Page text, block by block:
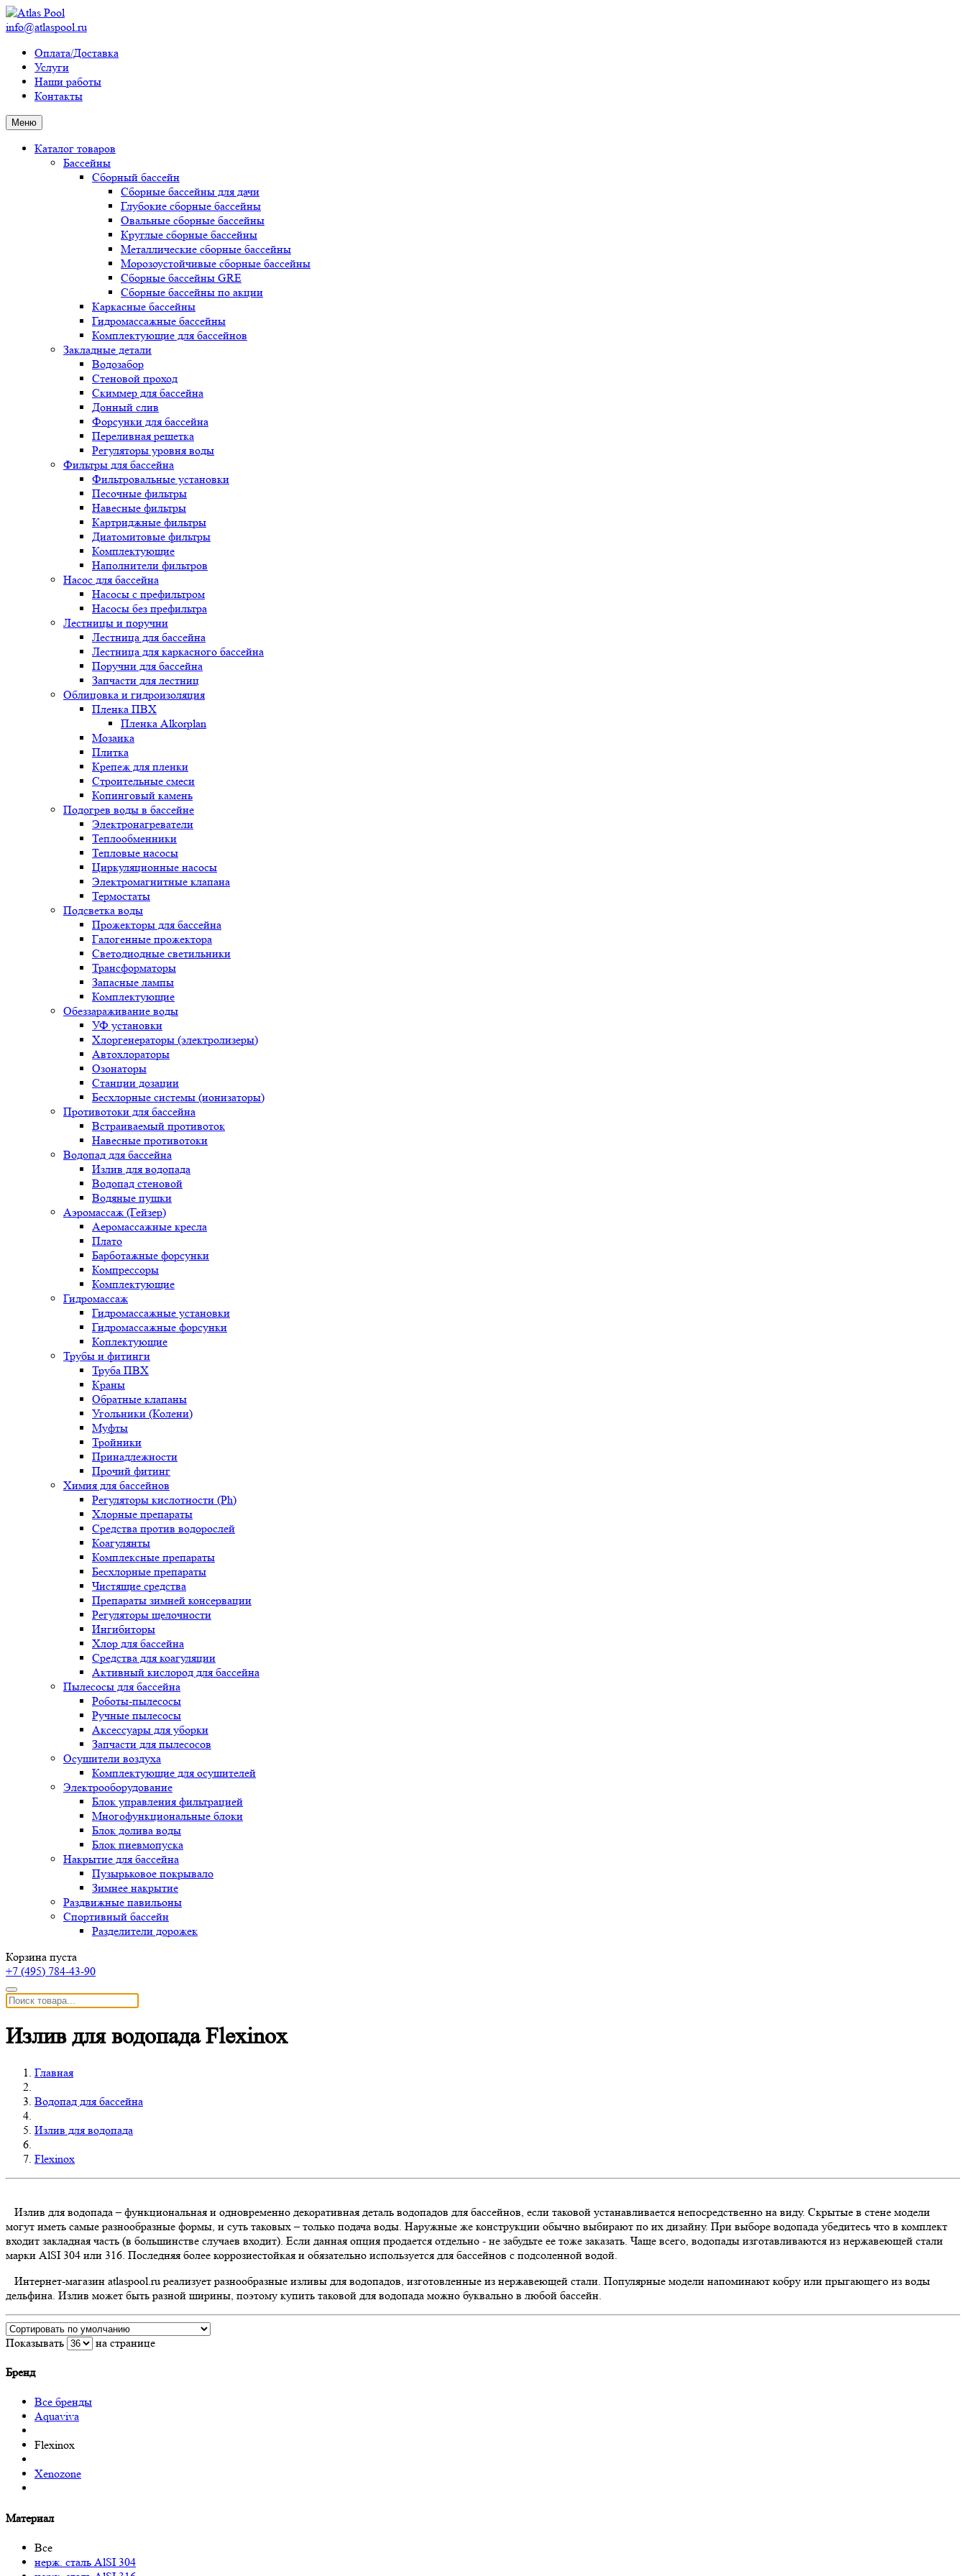
info@atlaspool.ru
Оплата/Доставка
Услуги
Наши работы
Контакты
Меню
Каталог товаров
Бассейны
Сборный бассейн
Сборные бассейны для дачи
Глубокие сборные бассейны
Овальные сборные бассейны
Круглые сборные бассейны
Металлические сборные бассейны
Морозоустойчивые сборные бассейны
Сборные бассейны GRE
Сборные бассейны по акции
Каркасные бассейны
Гидромассажные бассейны
Комплектующие для бассейнов
Закладные детали
Водозабор
Стеновой проход
Скиммер для бассейна
Донный слив
Форсунки для бассейна
Переливная решетка
Регуляторы уровня воды
Фильтры для бассейна
Фильтровальные установки
Песочные фильтры
Навесные фильтры
Картриджные фильтры
Диатомитовые фильтры
Комплектующие
Наполнители фильтров
Насос для бассейна
Насосы с префильтром
Насосы без префильтра
Лестницы и поручни
Лестница для бассейна
Лестница для каркасного бассейна
Поручни для бассейна
Запчасти для лестниц
Облицовка и гидроизоляция
Пленка ПВХ
Пленка Alkorplan
Мозаика
Плитка
Крепеж для пленки
Строительные смеси
Копинговый камень
Подогрев воды в бассейне
Электронагреватели
Теплообменники
Тепловые насосы
Циркуляционные насосы
Электромагнитные клапана
Термостаты
Подсветка воды
Прожекторы для бассейна
Галогенные прожектора
Светодиодные светильники
Трансформаторы
Запасные лампы
Комплектующие
Обеззараживание воды
УФ установки
Хлоргенераторы (электролизеры)
Автохлораторы
Озонаторы
Станции дозации
Бесхлорные системы (ионизаторы)
Противотоки для бассейна
Встраиваемый противоток
Навесные противотоки
Водопад для бассейна
Излив для водопада
Водопад стеновой
Водяные пушки
Аэромассаж (Гейзер)
Аеромассажные кресла
Плато
Барботажные форсунки
Компрессоры
Комплектующие
Гидромассаж
Гидромассажные установки
Гидромассажные форсунки
Коплектующие
Трубы и фитинги
Труба ПВХ
Краны
Обратные клапаны
Угольники (Колени)
Муфты
Тройники
Принадлежности
Прочий фитинг
Химия для бассейнов
Регуляторы кислотности (Ph)
Хлорные препараты
Средства против водорослей
Коагулянты
Комплексные препараты
Бесхлорные препараты
Чистящие средства
Препараты зимней консервации
Регуляторы щелочности
Ингибиторы
Хлор для бассейна
Средства для коагуляции
Активный кислород для бассейна
Пылесосы для бассейна
Роботы-пылесосы
Ручные пылесосы
Аксессуары для уборки
Запчасти для пылесосов
Осушители воздуха
Комплектующие для осушителей
Электрооборудование
Блок управления фильтрацией
Многофункциональные блоки
Блок долива воды
Блок пневмопуска
Накрытие для бассейна
Пузырьковое покрывало
Зимнее накрытие
Раздвижные павильоны
Спортивный бассейн
Разделители дорожек
Корзина пуста
+7 (495) 784-43-90
Излив для водопада Flexinox
Главная
Водопад для бассейна
Излив для водопада
Flexinox
Излив для водопада – функциональная и одновременно декоративная деталь водопадов для бассейнов, если таковой устанавливается непосредственно на виду. Скрытые в стене модели
могут иметь самые разнообразные формы, и суть таковых – только подача воды. Наружные же конструкции обычно выбирают по их дизайну. При выборе водопада убедитесь что в комплект
входит закладная часть (в большинстве случаев входит). Если данная опция продается отдельно - не забудьте ее тоже заказать. Чаще всего, водопады изготавливаются из нержавеющей стали
марки AlSI 304 или 316. Последняя более коррозиестойкая и обязательно используется для бассейнов с подсоленной водой.
Интернет-магазин atlaspool.ru реализует разнообразные изливы для водопадов, изготовленные из нержавеющей стали. Популярные модели напоминают кобру или прыгающего из воды
дельфина. Излив может быть разной ширины, поэтому купить таковой для водопада можно буквально в любой бассейн.
Показывать на странице
Бренд
Все бренды
Aquaviva
Flexinox
Xenozone
Материал
Все
нерж. cталь AlSI 304